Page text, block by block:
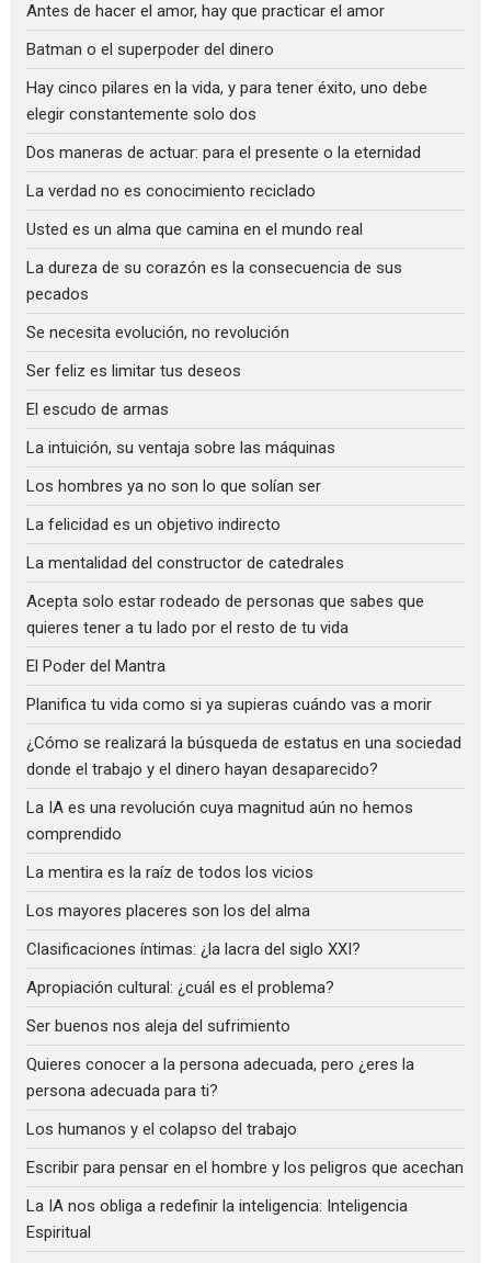
Antes de hacer el amor, hay que practicar el amor
Batman o el superpoder del dinero
Hay cinco pilares en la vida, y para tener éxito, uno debe
elegir constantemente solo dos
Dos maneras de actuar: para el presente o la eternidad
La verdad no es conocimiento reciclado
Usted es un alma que camina en el mundo real
La dureza de su corazón es la consecuencia de sus
pecados
Se necesita evolución, no revolución
Ser feliz es limitar tus deseos
El escudo de armas
La intuición, su ventaja sobre las máquinas
Los hombres ya no son lo que solían ser
La felicidad es un objetivo indirecto
La mentalidad del constructor de catedrales
Acepta solo estar rodeado de personas que sabes que
quieres tener a tu lado por el resto de tu vida
El Poder del Mantra
Planifica tu vida como si ya supieras cuándo vas a morir
¿Cómo se realizará la búsqueda de estatus en una sociedad
donde el trabajo y el dinero hayan desaparecido?
La IA es una revolución cuya magnitud aún no hemos
comprendido
La mentira es la raíz de todos los vicios
Los mayores placeres son los del alma
Clasificaciones íntimas: ¿la lacra del siglo XXI?
Apropiación cultural: ¿cuál es el problema?
Ser buenos nos aleja del sufrimiento
Quieres conocer a la persona adecuada, pero ¿eres la
persona adecuada para ti?
Los humanos y el colapso del trabajo
Escribir para pensar en el hombre y los peligros que acechan
La IA nos obliga a redefinir la inteligencia: Inteligencia
Espiritual